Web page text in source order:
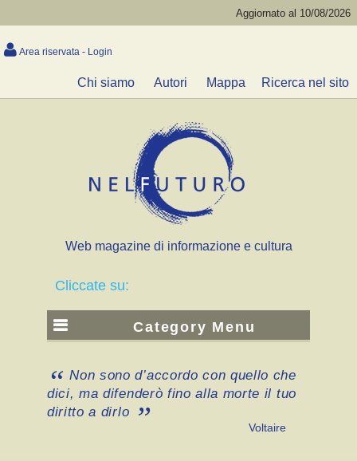
Aggiornato al 10/08/2026
Area riservata - Login
Chi siamo Autori Mappa Ricerca nel sito
Web magazine di informazione e cultura
Cliccate su:
Category Menu
Non sono d’accordo con quello che
dici, ma difenderò fino alla morte il tuo
diritto a dirlo
Voltaire